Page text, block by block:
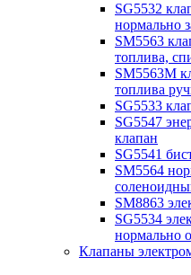
SG5532
нормально
SM5563
топлива,
SM5563M
топлива
SG5533
SG5547
клапан
SG5541
SM5564
SM8863
SG5534
нормально
Клапаны